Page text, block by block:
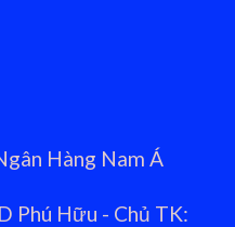
Hàng Nam Á
Phú Hữu - Chủ TK: